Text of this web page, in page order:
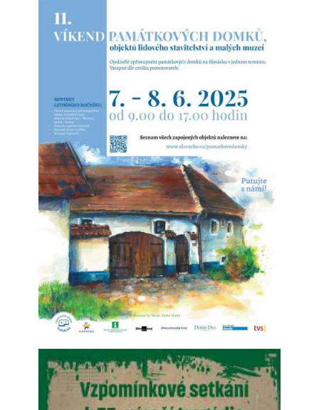
Šardická rezidence brněnských eremitů u
kláštera sv. Tomáše
Vznikla přestavbou starší vrchnostenské sýpky
nákladem 1926 zlatých. Tato částka byla na svou dobu
poměrně nízká - úpravy spočívaly v přefasádování
stavby a vybudování vnitřních příček.